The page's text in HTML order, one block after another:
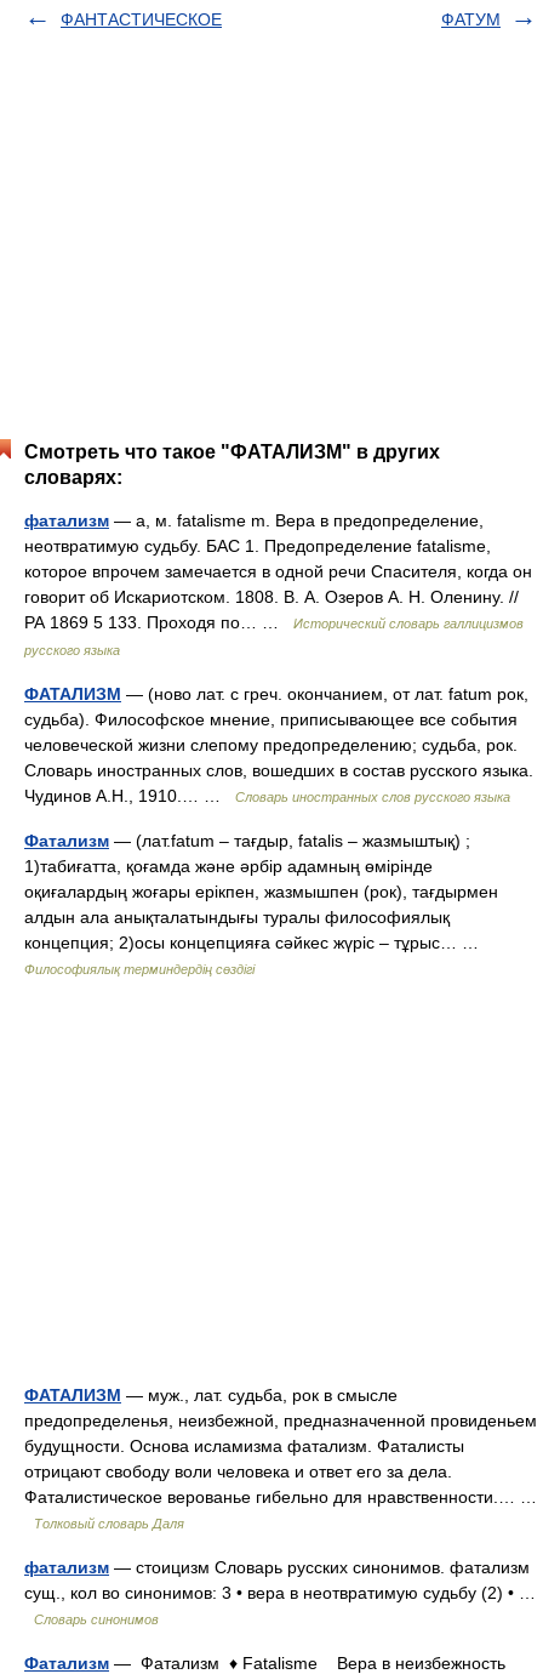
ФАНТАСТИЧЕСКОЕ ФАТУМ
Смотреть что такое "ФАТАЛИЗМ" в других
словарях:
фатализм — а, м. fatalisme m. Вера в предопределение,
неотвратимую судьбу. БАС 1. Предопределение fatalisme,
которое впрочем замечается в одной речи Спасителя, когда он
говорит об Искариотском. 1808. В. А. Озеров А. Н. Оленину. //
РА 1869 5 133. Проходя по… …
Исторический словарь галлицизмов
русского языка
ФАТАЛИЗМ — (ново лат. с греч. окончанием, от лат. fatum рок,
судьба). Философское мнение, приписывающее все события
человеческой жизни слепому предопределению; судьба, рок.
Словарь иностранных слов, вошедших в состав русского языка.
Чудинов А.Н., 1910.… …
Словарь иностранных слов русского языка
Фатализм — (лат.fatum – тағдыр, fatalis – жазмыштық) ;
1)табиғатта, қоғамда және әрбір адамның өмірінде
оқиғалардың жоғары ерікпен, жазмышпен (рок), тағдырмен
алдын ала анықталатындығы туралы философиялық
концепция; 2)осы концепцияға сәйкес жүріс – тұрыс… …
Философиялық терминдердің сөздігі
ФАТАЛИЗМ — муж., лат. судьба, рок в смысле
предопределенья, неизбежной, предназначенной провиденьем
будущности. Основа исламизма фатализм. Фаталисты
отрицают свободу воли человека и ответ его за дела.
Фаталистическое верованье гибельно для нравственности.… …
Толковый словарь Даля
фатализм — стоицизм Словарь русских синонимов. фатализм
сущ., кол во синонимов: 3 • вера в неотвратимую судьбу (2) • …
Словарь синонимов
Фатализм — Фатализм ♦ Fatalisme Вера в неизбежность